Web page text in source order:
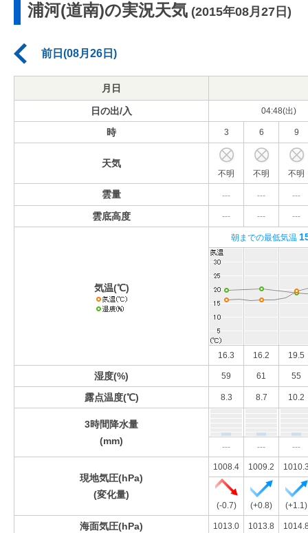
浦河(道南)の実況天気 (2015年08月27日)
前日(08月26日)
月日
日の出/入 04:48(出)
時 3 6 9
天気
不明 不明 不明
雲量 --- --- ---
雲底高度 --- --- ---
気温(℃)
朝までの最低気温
16.3 16.2 19.5
湿度(%) 59 61 55
露点温度(℃) 8.3 8.7 10.2
3時間降水量
(mm)
--- --- ---
現地気圧(hPa)
(変化量)
1008.4 1009.2
(-0.7) (+0.8) (+1.1)
海面気圧(hPa) 1013.0 1013.8